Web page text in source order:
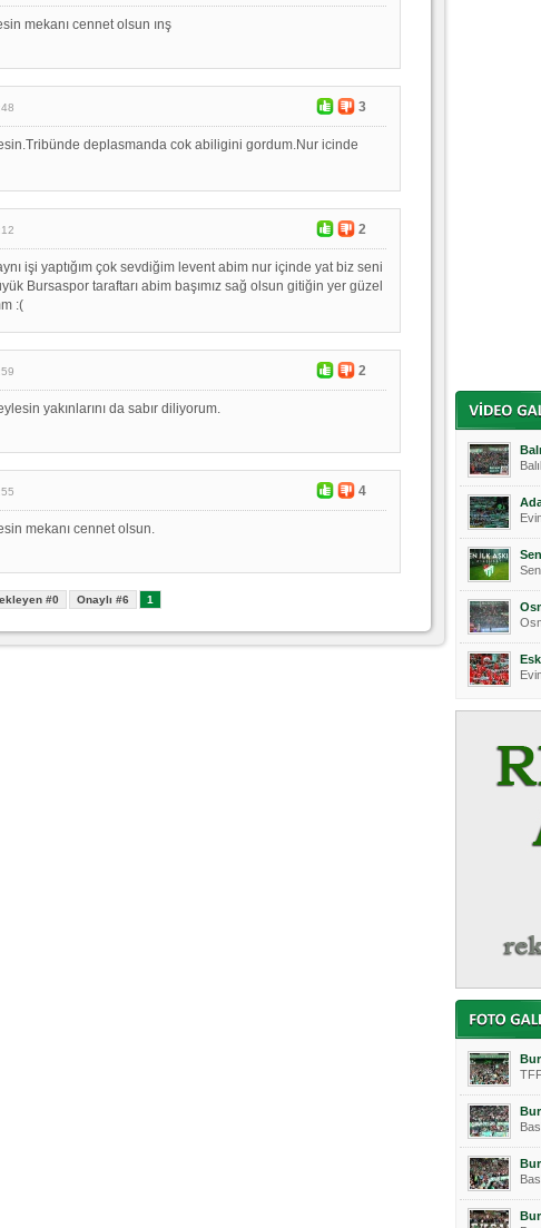
mekanı cennet olsun ınş
3
deplasmanda cok abiligini gordum.Nur icinde
2
işi yaptığım çok sevdiğim levent abim nur içinde yat biz seni
Bursaspor taraftarı abim başımız sağ olsun gitiğin yer güzel
:(
2
yakınlarını da sabır diliyorum.
4
mekanı cennet olsun.
#0 Onaylı #6 1